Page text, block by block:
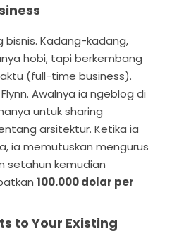
bisnis. Kadang-kadang,
hobi, tapi berkembang
(full-time business).
Awalnya ia ngeblog di
untuk sharing
arsitektur. Ketika ia
ia memutuskan mengurus
setahun kemudian
100.000 dolar per
to Your Existing